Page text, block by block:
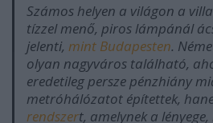
Számos helyen a világon a
tízzel menő, piros lámpánál
jelenti, mint Budapesten.
olyan nagyváros található,
eredetileg persze pénzhiány
metróhálózatot építettek,
rendszert, amelynek a